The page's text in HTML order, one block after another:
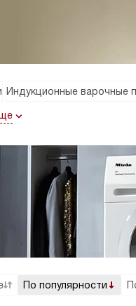
Индукционные варочные
По популярности